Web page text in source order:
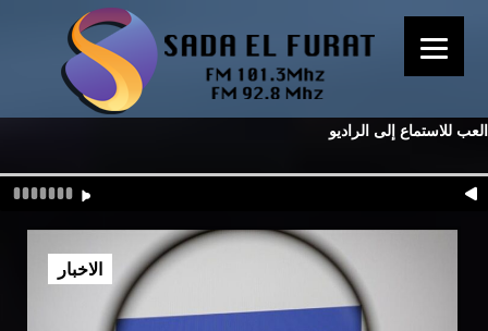
العب للاستماع إلى الراديو
الاخبار